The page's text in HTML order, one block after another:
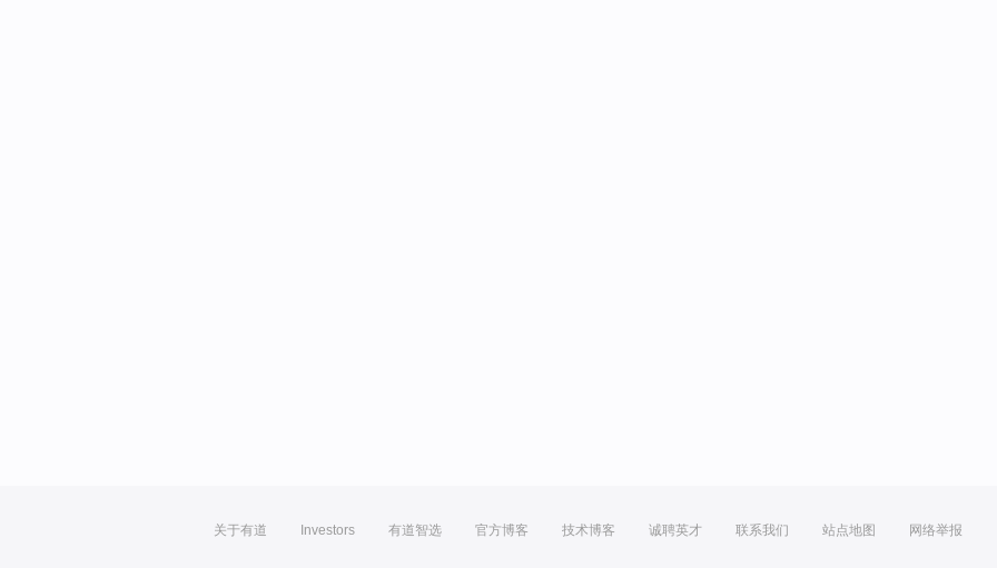
关于有道 Investors 有道智选 官方博客 技术博客 诚聘英才 联系我们 站点地图 网络举报